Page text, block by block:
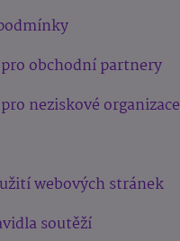
obchodní partnery
neziskové organizace
webových stránek
soutěží